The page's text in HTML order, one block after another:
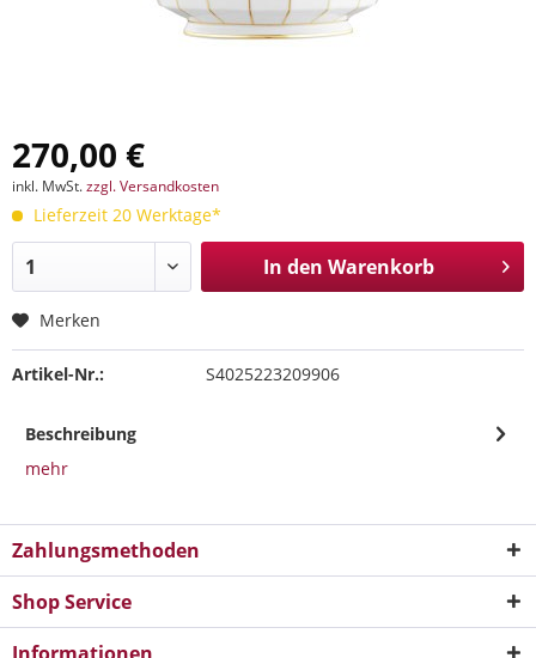
270,00 €
inkl. MwSt.zzgl. Versandkosten
Lieferzeit 20 Werktage*
In den Warenkorb
Merken
Artikel-Nr.: S4025223209906
Beschreibung
mehr
Zahlungsmethoden
Shop Service